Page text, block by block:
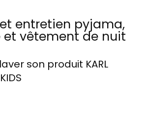
entretien pyjama,
et vêtement de nuit
son produit KARL